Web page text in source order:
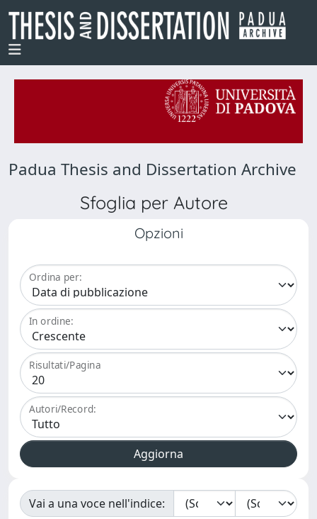
Padua Thesis and Dissertation Archive
Sfoglia per Autore
Opzioni
Ordina per:
In ordine:
Risultati/Pagina
Autori/Record:
Vai a una voce nell'indice: